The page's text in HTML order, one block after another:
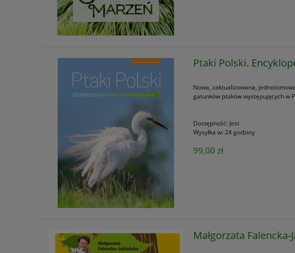
Ptaki Polski.
Nowa, zaktualizowana,
gatunków ptaków występujących w
Dostępność: Jest
Wysyłka w: 24 godziny
99,00 zł
Małgorzata